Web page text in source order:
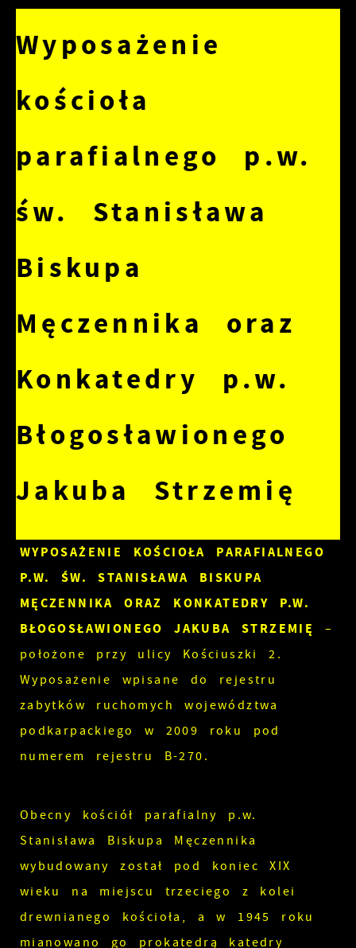
Wyposażenie
kościoła
parafialnego p.w.
św. Stanisława
Biskupa
Męczennika oraz
Konkatedry p.w.
Błogosławionego
Jakuba Strzemię
WYPOSAŻENIE KOŚCIOŁA PARAFIALNEGO
P.W. ŚW. STANISŁAWA BISKUPA
MĘCZENNIKA ORAZ KONKATEDRY P.W.
BŁOGOSŁAWIONEGO JAKUBA STRZEMIĘ
–
położone przy ulicy Kościuszki 2.
Wyposażenie wpisane do rejestru
zabytków ruchomych województwa
podkarpackiego w 2009 roku pod
numerem rejestru B-270.
Obecny kościół parafialny p.w.
Stanisława Biskupa Męczennika
wybudowany został pod koniec XIX
wieku na miejscu trzeciego z kolei
drewnianego kościoła, a w 1945 roku
mianowano go prokatedrą katedry